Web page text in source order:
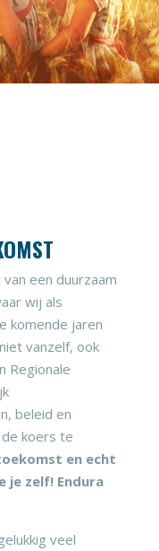
een duurzaam
wij als
komende jaren
vanzelf, ook
Regionale
beleid en
koers te
en echt
je zelf! Endura
veel